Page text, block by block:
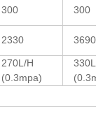
300 300
2330 3690
270L/H
(0.3mpa)
330L/